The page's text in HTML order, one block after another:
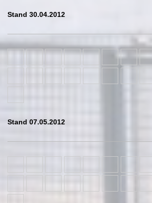
Stand 30.04.2012
Stand 07.05.2012